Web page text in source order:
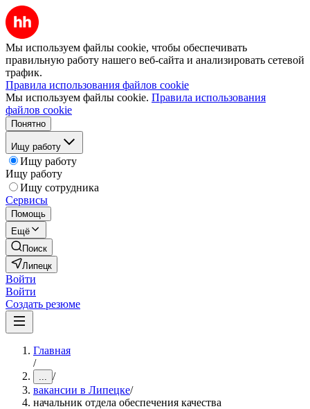
Мы используем файлы cookie, чтобы обеспечивать
правильную работу нашего веб-сайта и анализировать сетевой
трафик.
Правила использования файлов cookie
Мы используем файлы cookie. Правила использования
файлов cookie
Понятно
Ищу работу
Ищу работу
Ищу работу
Ищу сотрудника
Сервисы
Помощь
Ещё
Поиск
Липецк
Войти
Войти
Создать резюме
Главная
/
... /
вакансии в Липецке/
начальник отдела обеспечения качества